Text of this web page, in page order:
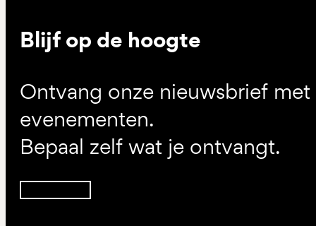
Blijf op de hoogte
Ontvang onze nieuwsbrief
evenementen.
Bepaal zelf wat je ontvangt.